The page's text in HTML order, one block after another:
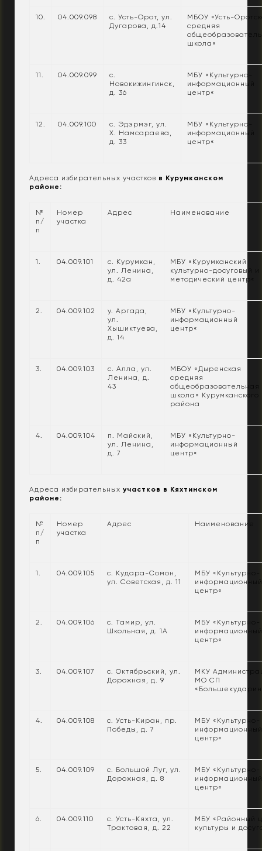
10. 04.009.098
с. Усть-Орот, ул.
Дугарова, д.14
МБОУ «Усть-
средняя
школа«
11. 04.009.099
с.
Новокижингинск,
д. 36
МБУ «Культурно-
информационный
центр«
12. 04.009.100
с. Эдэрмэг, ул.
Х. Намсараева,
д. 33
МБУ «Культурно-
информационный
центр«
Адреса избирательных участков в Курумканском
районе:
№
п/
п
Номер
участка
Адрес Наименование
1. 04.009.101
с. Курумкан,
ул. Ленина,
д. 42а
МБУ «Курумканский
культурно-досуговый и
методический центр«
2. 04.009.102
у. Аргада,
ул.
Хышиктуева,
д. 14
МБУ «Культурно-
информационный
центр«
3. 04.009.103
с. Алла, ул.
Ленина, д.
43
МБОУ «Дыренская
средняя
общеобразовательная
школа» Курумканского
района
4. 04.009.104
п. Майский,
ул. Ленина,
д. 7
МБУ «Культурно-
информационный
центр«
Адреса избирательных участков в Кяхтинском
районе:
№
п/
п
Номер
участка
Адрес Наименование
1. 04.009.105
с. Кудара-Сомон,
ул. Советская, д. 11
МБУ «Культурно-
информационный
центр«
2. 04.009.106
с. Тамир, ул.
Школьная, д. 1А
МБУ «Культурно-
информационный
центр«
3. 04.009.107
с. Октябрьский, ул.
Дорожная, д. 9
МКУ
МО СП
4. 04.009.108
с. Усть-Киран, пр.
Победы, д. 7
МБУ «Культурно-
информационный
центр«
5. 04.009.109
с. Большой Луг, ул.
Дорожная, д. 8
МБУ «Культурно-
информационный
центр«
6. 04.009.110
с. Усть-Кяхта, ул.
Трактовая, д. 22
МБУ «Районный
культуры и